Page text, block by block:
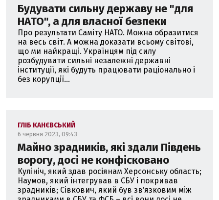
Будувати сильну державу не "для
НАТО", а для власної безпеки
Про результати Саміту НАТО. Можна образитися
на весь світ. А можна доказати всьому світові,
що ми найкращі. Українцям під силу
розбудувати сильні незалежні державні
інституції, які будуть працювати раціонально і
без корупції...
ГЛІБ КАНЄВСЬКИЙ
6 червня 2023, 09:43
Майно зрадників, які здали Південь
ворогу, досі не конфісковано
Кулініч, який здав росіянам Херсонську область;
Наумов, який інтегрував в СБУ і покривав
зрадників; Сівкович, який був звʼязковим між